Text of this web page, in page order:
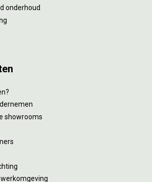
onderhoud
showrooms